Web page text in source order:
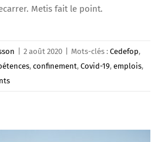
Metis fait le point.
2 août 2020 Mots-clés : Cedefop,
, confinement, Covid-19, emplois,